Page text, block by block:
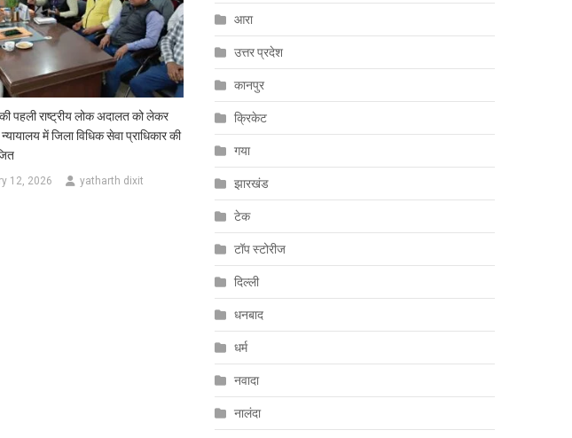
की पहली राष्ट्रीय लोक अदालत को लेकर
में जिला विधिक सेवा प्राधिकार की
12, 2026 yatharth dixit
आरा
उत्तर प्रदेश
कानपुर
क्रिकेट
गया
झारखंड
टेक
टॉप स्टोरीज
दिल्ली
धनबाद
धर्म
नवादा
नालंदा